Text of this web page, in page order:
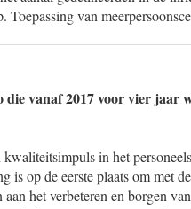
Toepassing van
vanaf 2017 voor vier jaar
in het
is op de eerste plaats om met
het verbeteren en borgen